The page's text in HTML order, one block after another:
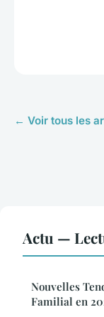
← Voir tous les
Actu —
Nouvelles
Familial en